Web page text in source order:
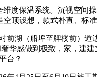
保温系统。沉视空间
顶设想，款式朴直、标
湖（船埠至牌楼前）道
华感做到极致，家，建
台？